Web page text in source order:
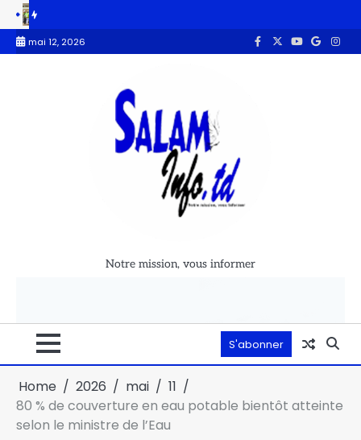
en eau potable bientôt atteinte selon le ministre de l’Eau
mai 12, 2026
Notre mission, vous informer
S'abonner
Home 2026 mai
11
80 % de couverture en eau potable bientôt atteinte
selon le ministre de l’Eau